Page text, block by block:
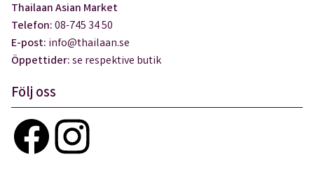
Thailaan Asian Market
Telefon:08-745 34 50
E-post: info@thailaan.se
Öppettider:se respektive butik
Följ oss